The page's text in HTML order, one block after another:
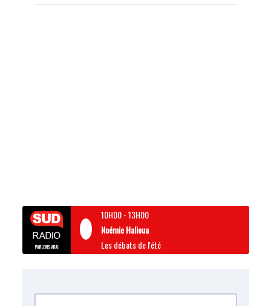
10H00-13H00
Noémie Halioua
Les débats de l'été